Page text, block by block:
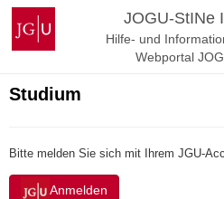
Zum
Inhalt
springen
Johannes
Gutenberg-
Universität
JOGU-StINe
Hilfe- und
Webportal
Studium
Bitte melden Sie sich mit Ihrem JGU-
Anmelden